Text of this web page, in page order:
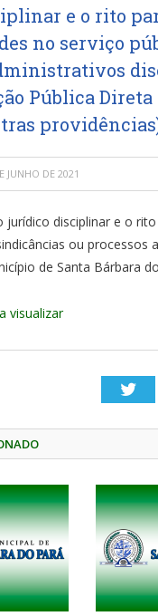
e o rito
no serviço
Pública Direta
JUNHO DE 2021
jurídico disciplinar e o
ou processos
de Santa Bárbara
visualizar